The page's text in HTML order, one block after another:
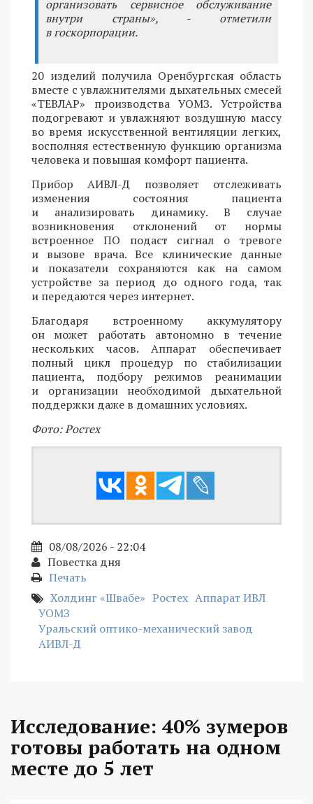
организовать сервисное обслуживание
внутри страны», - отметили
в госкорпорации.
20 изделий получила Оренбургская область
вместе с увлажнителями дыхательных смесей
«ТЕВЛАР» производства УОМЗ. Устройства
подогревают и увлажняют воздушную массу
во время искусственной вентиляции легких,
восполняя естественную функцию организма
человека и повышая комфорт пациента.
Прибор АИВЛ-Д позволяет отслеживать
изменения состояния пациента
и анализировать динамику. В случае
возникновения отклонений от нормы
встроенное ПО подаст сигнал о тревоге
и вызове врача. Все клинические данные
и показатели сохраняются как на самом
устройстве за период до одного года, так
и передаются через интернет.
Благодаря встроенному аккумулятору
он может работать автономно в течение
нескольких часов. Аппарат обеспечивает
полный цикл процедур по стабилизации
пациента, подбору режимов реанимации
и организации необходимой дыхательной
поддержки даже в домашних условиях.
Фото: Ростех
08/08/2026 - 22:04
Повестка дня
Печать
Холдинг «Швабе» Ростех Аппарат ИВЛ
УОМЗ
Уральский оптико-механический завод
АИВЛ-Д
Исследование: 40% зумеров
готовы работать на одном
месте до 5 лет